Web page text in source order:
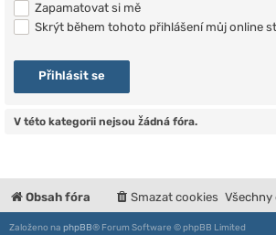
Zapamatovat si mě
Skrýt během tohoto přihlášení můj online
V této kategorii nejsou žádná fóra.
Obsah fóra Všechny
Smazat cookies
Založeno na phpBB® Forum Software © phpBB Limited